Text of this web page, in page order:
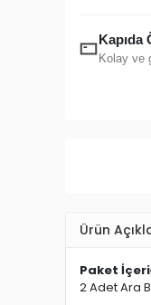
Kapıda
Kolay ve
Ürün
Paket
2 Adet Ara